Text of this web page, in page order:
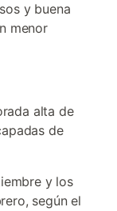
y buena
menor
alta de
de
y los
según el